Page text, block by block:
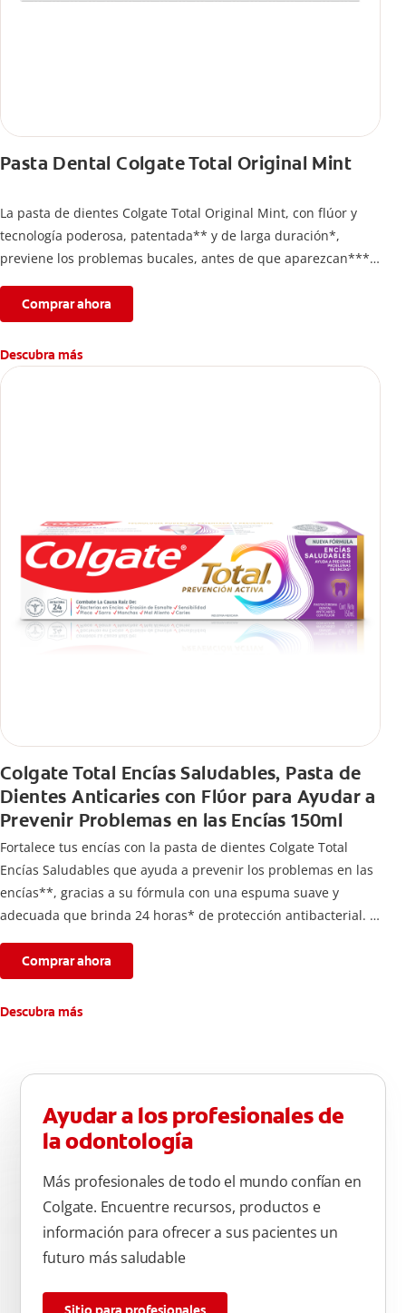
Pasta Dental Colgate Total Original Mint
La pasta de dientes Colgate Total Original Mint, con flúor y
tecnología poderosa, patentada** y de larga duración*,
previene los problemas bucales, antes de que aparezcan****.
completa limpieza dental.
*Con el cepillado 2 veces por día y uso continuo por 4
semanas.
**Patentada en Estados Unidos.
Comprar ahora
Descubra más
Colgate Total Encías Saludables, Pasta de
Dientes Anticaries con Flúor para Ayudar a
Prevenir Problemas en las Encías 150ml
Fortalece tus encías con la pasta de dientes Colgate Total
Encías Saludables que ayuda a prevenir los problemas en las
encías**, gracias a su fórmula con una espuma suave y
adecuada que brinda 24 horas* de protección antibacterial.
semanas.
**Causados por bacterias.
Comprar ahora
Descubra más
Ayudar a los profesionales de
la odontología
Más profesionales de todo el mundo confían en
Colgate. Encuentre recursos, productos e
información para ofrecer a sus pacientes un
futuro más saludable